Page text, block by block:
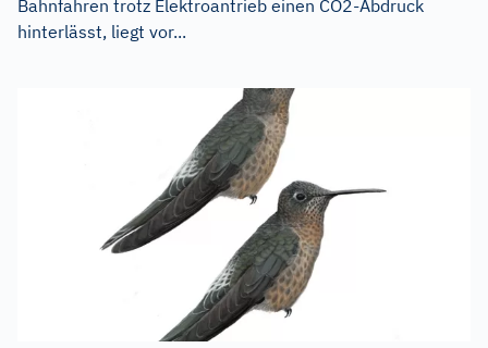
Bahnfahren trotz Elektroantrieb einen CO2-Abdruck
hinterlässt, liegt vor...